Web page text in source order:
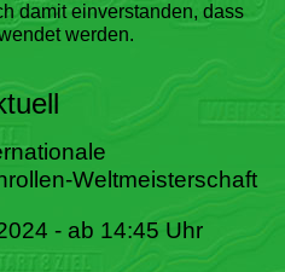
damit einverstanden, dass
werden.
Weltmeisterschaft
- ab 14:45 Uhr